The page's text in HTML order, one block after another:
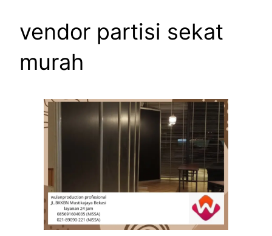
vendor partisi sekat
murah